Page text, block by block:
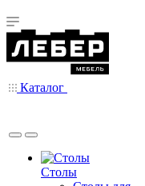
Каталог
Столы